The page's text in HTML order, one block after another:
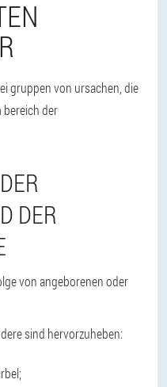
gruppen von ursachen, die
der
DER
von angeborenen oder
sind hervorzuheben: